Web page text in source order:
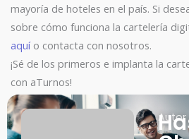
mayoría de hoteles en el país. Si
sobre cómo funciona la cartelería
aquío contacta con nosotros.
¡Sé de los primeros e implanta la
con aTurnos!
Autor